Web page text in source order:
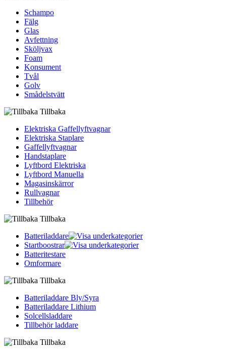
Schampo
Fälg
Glas
Avfettning
Sköljvax
Foam
Konsument
Tvål
Golv
Smådelstvätt
Tillbaka
Elektriska Gaffellyftvagnar
Elektriska Staplare
Gaffellyftvagnar
Handstaplare
Lyftbord Elektriska
Lyftbord Manuella
Magasinskärror
Rullvagnar
Tillbehör
Tillbaka
Batteriladdare
Startboostrar
Batteritestare
Omformare
Tillbaka
Batteriladdare Bly/Syra
Batteriladdare Lithium
Solcellsladdare
Tillbehör laddare
Tillbaka